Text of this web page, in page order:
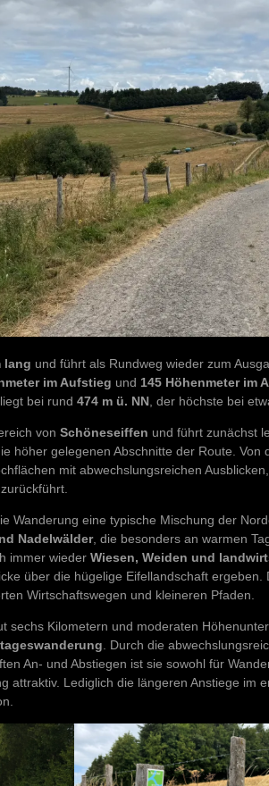
lang und führt als Rundweg wieder zum
im Aufstieg und 145 Höhenmeter im
bei rund 474 m ü. NN, der höchste bei
von Schöneseiffen und führt zunächst
höher gelegenen Abschnitte der Route.
mit abwechslungsreichen
Wanderung eine typische Mischung der
Nadelwälder, die besonders an warmen
immer wieder Wiesen, Weiden und
über die hügelige Eifellandschaft ergeben.
Wirtschaftswegen und kleineren Pfaden.
sechs Kilometern und moderaten
. Durch die
An- und Abstiegen ist sie sowohl für
attraktiv. Lediglich die längeren Anstiege im